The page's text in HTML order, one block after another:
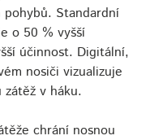
pohybů. Standardní
o 50 % vyšší
účinnost. Digitální,
nosiči vizualizuje
v háku.
chrání nosnou